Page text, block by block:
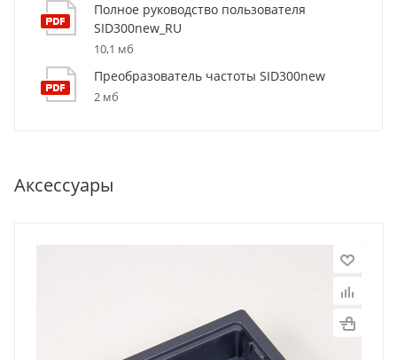
Полное руководство пользователя
SID300new_RU
10,1 мб
Преобразователь частоты SID300new
2 мб
Аксессуары